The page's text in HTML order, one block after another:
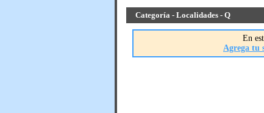
Categoría - Localidades - Q
En
Agrega tu